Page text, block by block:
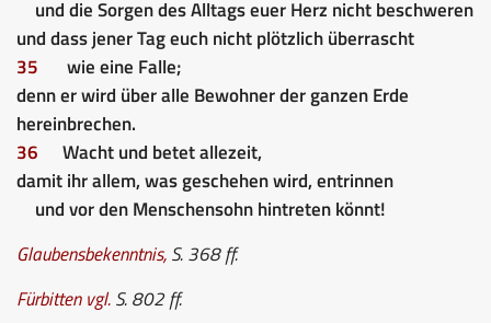
und die Sorgen des Alltags euer Herz nicht beschweren
und dass jener Tag euch nicht plötzlich überrascht
35
wie eine Falle;
denn er wird über alle Bewohner der ganzen Erde
hereinbrechen.
36
Wacht und betet allezeit,
damit ihr allem, was geschehen wird, entrinnen
und vor den Menschensohn hintreten könnt!
Glaubensbekenntnis,S. 368 ff.
Fürbittenvgl.S. 802 ff.